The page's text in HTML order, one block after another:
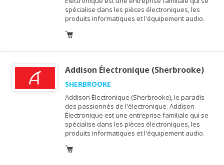
spécialise dans les pièces électroniques, les
produits informatiques et l'équipement audio.
Addison Électronique (Sherbrooke)
SHERBROOKE
Addison Électronique (Sherbrooke), le paradis
des passionnés de l'électronique. Addison
Électronique est une entreprise familiale qui se
spécialise dans les pièces électroniques, les
produits informatiques et l'équipement audio.